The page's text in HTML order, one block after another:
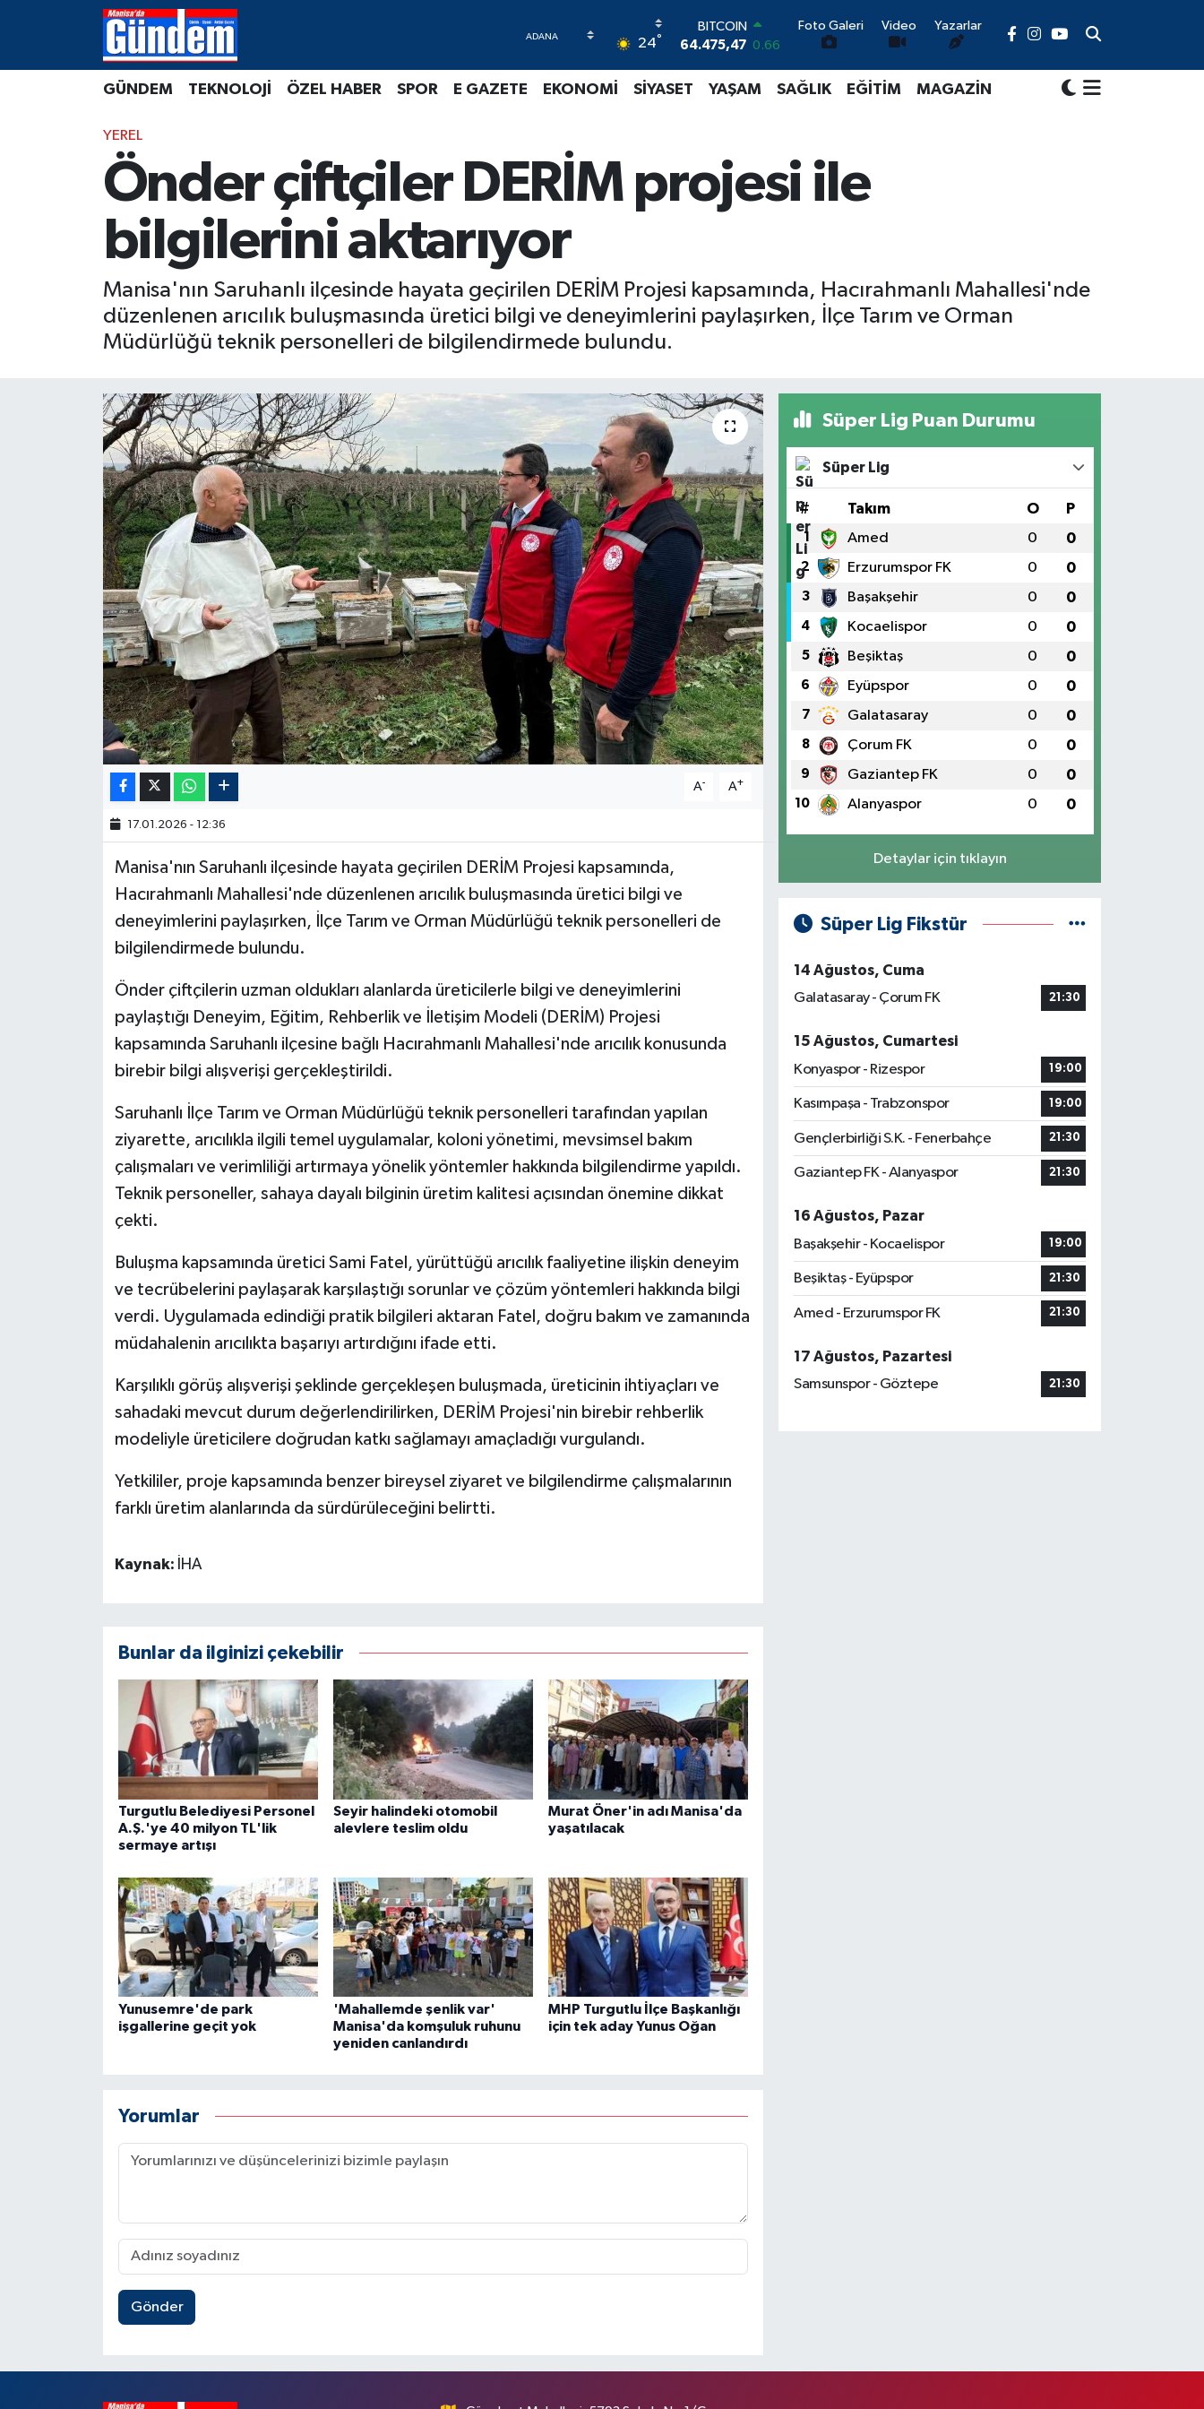
24°
64.475,47
DOLAR
47,5971 0.05
EURO
GRAM ALTIN
6518.23
0.39
BİST100
Foto Galeri Video Yazarlar
GÜNDEM TEKNOLOJİ ÖZEL HABER SPOR E GAZETE EKONOMİ SİYASET YAŞAM SAĞLIK EĞİTİM MAGAZİN
YEREL
Önder çiftçiler DERİM projesi ile
bilgilerini aktarıyor
Manisa'nın Saruhanlı ilçesinde hayata geçirilen DERİM Projesi kapsamında, Hacırahmanlı Mahallesi'nde
düzenlenen arıcılık buluşmasında üretici bilgi ve deneyimlerini paylaşırken, İlçe Tarım ve Orman
Müdürlüğü teknik personelleri de bilgilendirmede bulundu.
A- A+
17.01.2026 - 12:36
Manisa'nın Saruhanlı ilçesinde hayata geçirilen DERİM Projesi kapsamında,
Hacırahmanlı Mahallesi'nde düzenlenen arıcılık buluşmasında üretici bilgi ve
deneyimlerini paylaşırken, İlçe Tarım ve Orman Müdürlüğü teknik personelleri de
bilgilendirmede bulundu.
Önder çiftçilerin uzman oldukları alanlarda üreticilerle bilgi ve deneyimlerini
paylaştığı Deneyim, Eğitim, Rehberlik ve İletişim Modeli (DERİM) Projesi
kapsamında Saruhanlı ilçesine bağlı Hacırahmanlı Mahallesi'nde arıcılık konusunda
birebir bilgi alışverişi gerçekleştirildi.
Saruhanlı İlçe Tarım ve Orman Müdürlüğü teknik personelleri tarafından yapılan
ziyarette, arıcılıkla ilgili temel uygulamalar, koloni yönetimi, mevsimsel bakım
çalışmaları ve verimliliği artırmaya yönelik yöntemler hakkında bilgilendirme yapıldı.
Teknik personeller, sahaya dayalı bilginin üretim kalitesi açısından önemine dikkat
çekti.
Buluşma kapsamında üretici Sami Fatel, yürüttüğü arıcılık faaliyetine ilişkin deneyim
ve tecrübelerini paylaşarak karşılaştığı sorunlar ve çözüm yöntemleri hakkında bilgi
verdi. Uygulamada edindiği pratik bilgileri aktaran Fatel, doğru bakım ve zamanında
müdahalenin arıcılıkta başarıyı artırdığını ifade etti.
Karşılıklı görüş alışverişi şeklinde gerçekleşen buluşmada, üreticinin ihtiyaçları ve
sahadaki mevcut durum değerlendirilirken, DERİM Projesi'nin birebir rehberlik
modeliyle üreticilere doğrudan katkı sağlamayı amaçladığı vurgulandı.
Yetkililer, proje kapsamında benzer bireysel ziyaret ve bilgilendirme çalışmalarının
farklı üretim alanlarında da sürdürüleceğini belirtti.
Kaynak: İHA
Bunlar da ilginizi çekebilir
Turgutlu Belediyesi Personel
A.Ş.'ye 40 milyon TL'lik
sermaye artışı
Seyir halindeki otomobil
alevlere teslim oldu
Murat Öner'in adı Manisa'da
yaşatılacak
Yunusemre'de park
işgallerine geçit yok
'Mahallemde şenlik var'
Manisa'da komşuluk ruhunu
yeniden canlandırdı
MHP Turgutlu İlçe Başkanlığı
için tek aday Yunus Oğan
Yorumlar
Gönder
Süper Lig Puan Durumu
Süper Lig
# Takım O P
1 Amed 0 0
2 Erzurumspor FK 0 0
3 Başakşehir 0 0
4 Kocaelispor 0 0
5 Beşiktaş 0 0
6 Eyüpspor 0 0
7 Galatasaray 0 0
8 Çorum FK 0 0
9 Gaziantep FK 0 0
10 Alanyaspor 0 0
Detaylar için tıklayın
Süper Lig Fikstür
14 Ağustos, Cuma
Galatasaray - Çorum FK
21:30
15 Ağustos, Cumartesi
Konyaspor - Rizespor
19:00
Kasımpaşa - Trabzonspor 19:00
Gençlerbirliği S.K. - Fenerbahçe 21:30
Gaziantep FK - Alanyaspor 21:30
16 Ağustos, Pazar
Başakşehir - Kocaelispor
19:00
Beşiktaş - Eyüpspor 21:30
Amed - Erzurumspor FK 21:30
17 Ağustos, Pazartesi
Samsunspor - Göztepe
21:30
Manisa Hava Durumu
Süper Lig Puan Durumu ve Fikstür
Tüm Manşetler
Son Dakika Haberleri
Haber Arşivi